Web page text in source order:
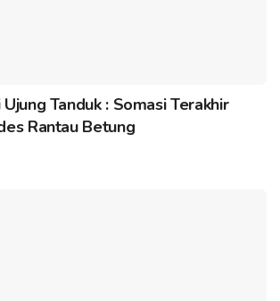
Tanduk : Somasi Terakhir
Rantau Betung